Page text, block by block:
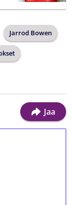
Jarrod Bowen
Jaa